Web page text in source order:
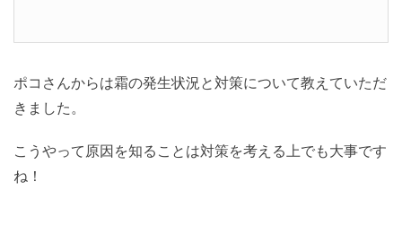
ポコさんからは霜の発生状況と対策について教えていただ
きました。
こうやって原因を知ることは対策を考える上でも大事です
ね！